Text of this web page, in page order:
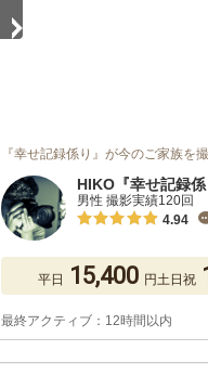
『幸せ記録係り』が今のご家族を
HIKO『幸せ記録係
男性 撮影実績120回
4.94
平日 15,400 円土日祝
最終アクティブ：12時間以内